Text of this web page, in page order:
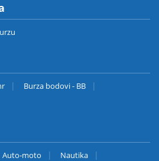
Burza bodovi - BB
Auto-moto
Nautika